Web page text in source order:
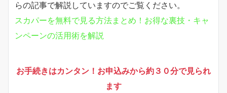
らの記事で解説していますのでご覧ください。
スカパーを無料で見る方法まとめ！お得な裏技・キャ
ンペーンの活用術を解説
お手続きはカンタン！お申込みから約３０分で見られ
ます